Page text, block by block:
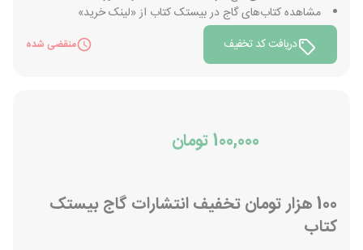
مشاهده کتاب‌های گاج در بیستک کتاب از «لینک خرید»
دریافت کد تخفیف
منقضی شده
100,000 تومان
100 هزار تومان تخفیف انتشارات گاج بیستک
کتاب